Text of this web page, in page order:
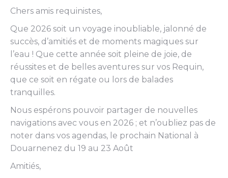
Chers amis requinistes,
Que 2026 soit un voyage inoubliable, jalonné de
succès, d’amitiés et de moments magiques sur
l’eau ! Que cette année soit pleine de joie, de
réussites et de belles aventures sur vos Requin,
que ce soit en régate ou lors de balades
tranquilles.
Nous espérons pouvoir partager de nouvelles
navigations avec vous en 2026 ; et n’oubliez pas de
noter dans vos agendas, le prochain National à
Douarnenez du 19 au 23 Août
Amitiés,